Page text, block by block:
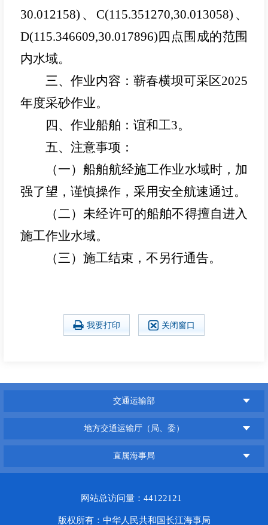
30.012158)、C(115.351270,30.013058)、
D(115.346609,30.017896)四点围成的范围
内水域。
三、作业内容：蕲春横坝可采区2025
年度采砂作业。
四、作业船舶：谊和工3。
五、注意事项：
（一）船舶航经施工作业水域时，加
强了望，谨慎操作，采用安全航速通过。
（二）未经许可的船舶不得擅自进入
施工作业水域。
（三）施工结束，不另行通告。
我要打印 关闭窗口
交通运输部
地方交通运输厅（局、委）
直属海事局
网站总访问量：44122121
版权所有：中华人民共和国长江海事局